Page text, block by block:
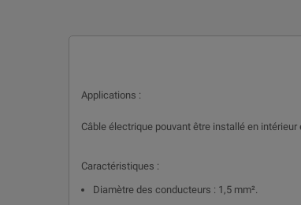
Applications :
Câble électrique pouvant être installé en intérieur
Caractéristiques :
Diamètre des conducteurs : 1,5 mm².